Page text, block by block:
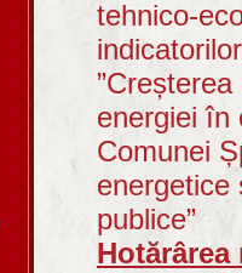
tehnico-
energiei în
Comunei
energetice
publice”
Hotărârea